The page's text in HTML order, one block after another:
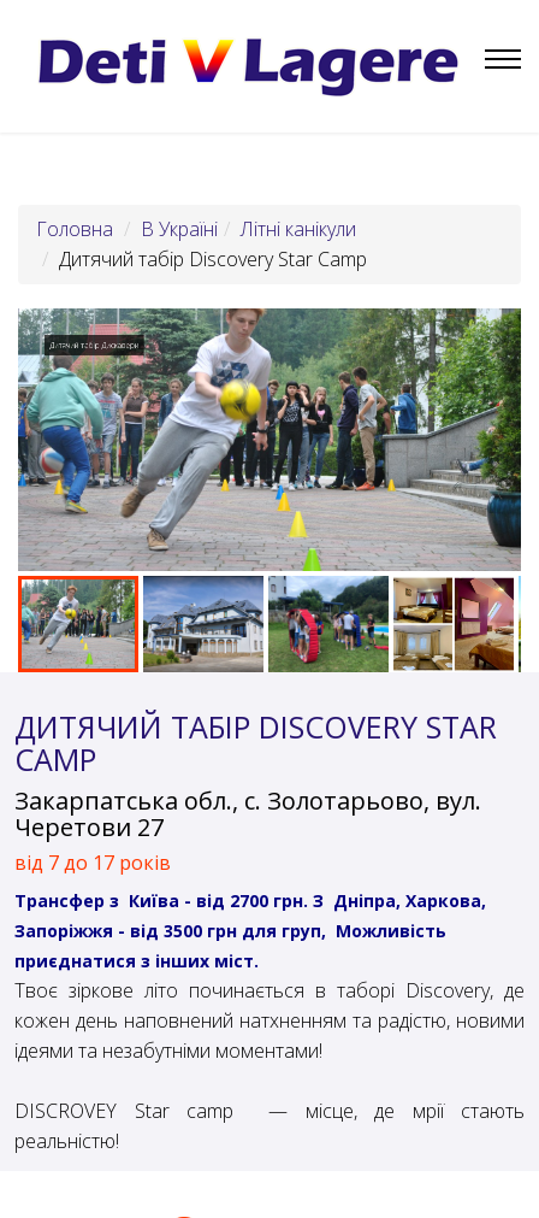
Головна В Україні
Літні канікули
Дитячий табiр Discovery Star Camp
Дитячий табір Дискавери
ДИТЯЧИЙ ТАБIР DISCOVERY STAR
CAMP
Закарпатська обл., с. Золотарьово, вул.
Черетови 27
від 7 до 17 років
Трансфер з Київа - від 2700 грн. З Дніпра, Харкова,
Запоріжжя - від 3500 грн для груп, Можливість
приєднатися з інших міст.
Твоє зіркове літо починається в таборі Discovery, де
кожен день наповнений натхненням та радістю, новими
ідеями та незабутніми моментами!
DISCROVEY Star camp
— місце, де мрії стають
реальністю!